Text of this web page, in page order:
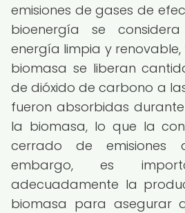
emisiones de gases de
bioenergía se
energía limpia y
biomasa se liberan
de dióxido de carbono a
fueron absorbidas
la biomasa, lo que la
cerrado de emisiones
embargo, es
adecuadamente la
biomasa para asegurar